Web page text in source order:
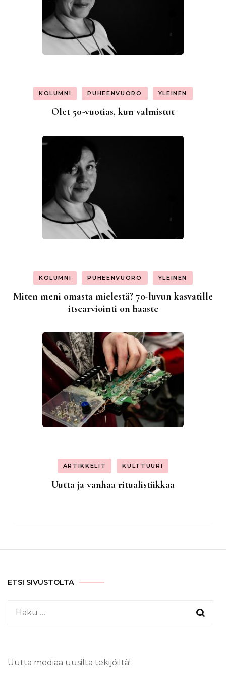
KOLUMNI PUHEENVUORO YLEINEN
Olet 50-vuotias, kun valmistut
KOLUMNI PUHEENVUORO YLEINEN
Miten meni omasta mielestä? 70-luvun kasvatille
itsearviointi on haaste
ARTIKKELIT KULTTUURI
Uutta ja vanhaa ritualistiikkaa
ETSI SIVUSTOLTA
Haku:
Uutta mediaa uusilta tekijöiltä!